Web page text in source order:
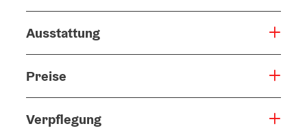
Ausstattung
Preise
Verpflegung